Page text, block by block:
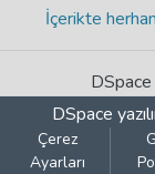
İçerikte
DSpace
Çerez
Ayarları